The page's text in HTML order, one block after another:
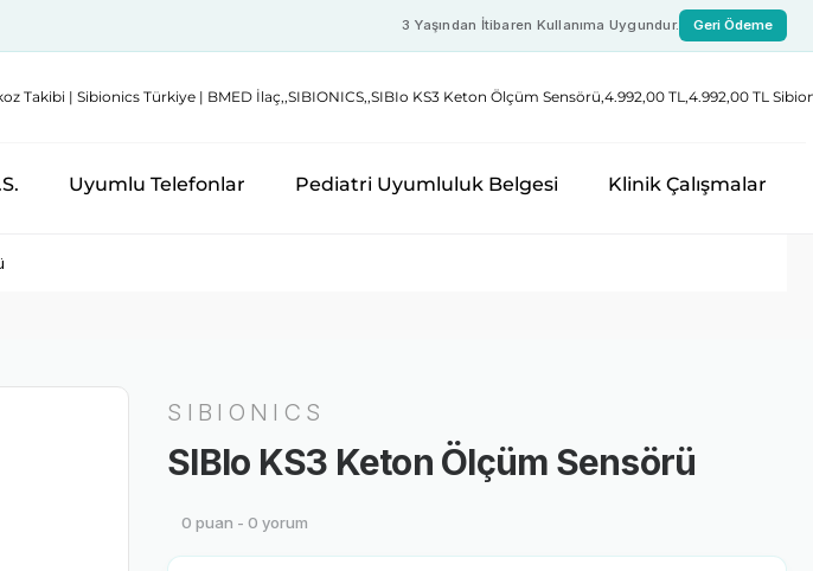
3 Yaşından İtibaren Kullanıma Uygundur. Geri Ödeme
Uyumlu Telefonlar Pediatri Uyumluluk Belgesi Klinik Çalışmalar
SIBIONICS
SIBIo KS3 Keton Ölçüm Sensörü
0 puan - 0 yorum